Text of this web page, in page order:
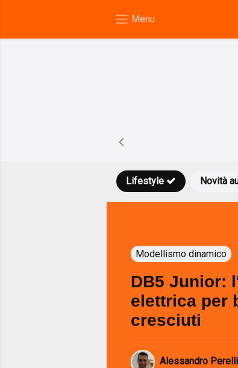
Novità
Lifestyle
Modellismo dinamico
DB5 Junior:
elettrica per
cresciuti
Alessandro Perelli